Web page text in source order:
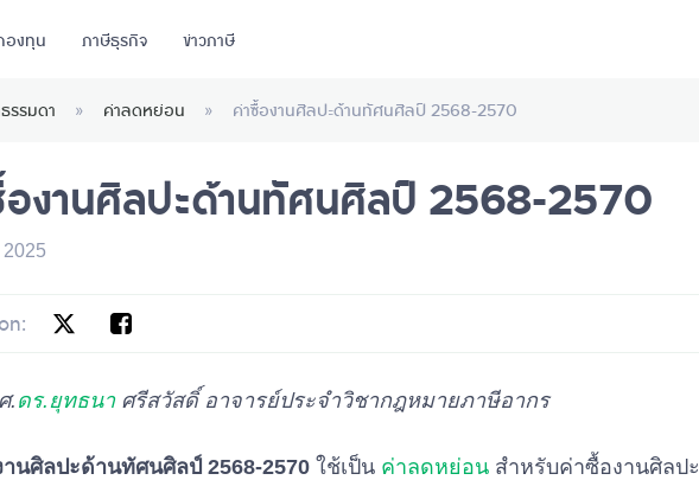
องทุน ภาษีธุรกิจ ข่าวภาษี
รรมดา » ค่าลดหย่อน » ค่าซื้องานศิลปะด้านทัศนศิลป์ 2568-2570
องานศิลปะด้านทัศนศิลป์ 2568-2570
2025
. ดร.ยุทธนาศรีสวัสดิ์ อาจารย์ประจำวิชากฎหมายภาษีอากร
นศิลปะด้านทัศนศิลป์ 2568-2570 ใช้เป็น ค่าลดหย่อน สำหรับค่าซื้องานศิลป